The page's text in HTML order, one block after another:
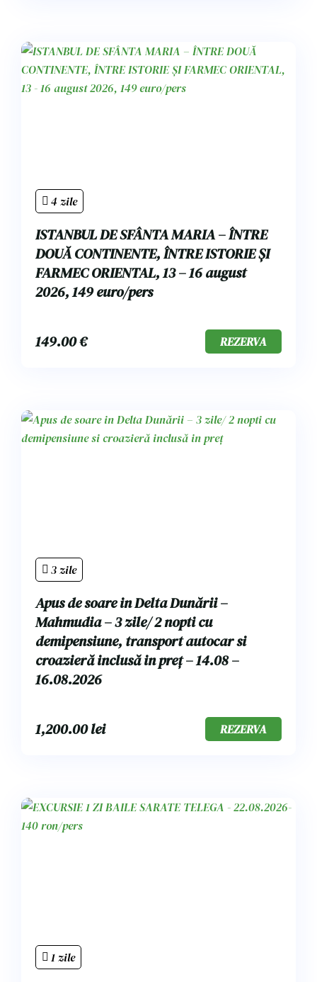
4 zile
ISTANBUL DE SFÂNTA MARIA – ÎNTRE
DOUĂ CONTINENTE, ÎNTRE ISTORIE ȘI
FARMEC ORIENTAL, 13 – 16 august
2026, 149 euro/pers
149.00€ REZERVA
3 zile
Apus de soare in Delta Dunării –
Mahmudia – 3 zile/ 2 nopti cu
demipensiune, transport autocar si
croazieră inclusă in preț – 14.08 –
16.08.2026
1,200.00lei REZERVA
1 zile